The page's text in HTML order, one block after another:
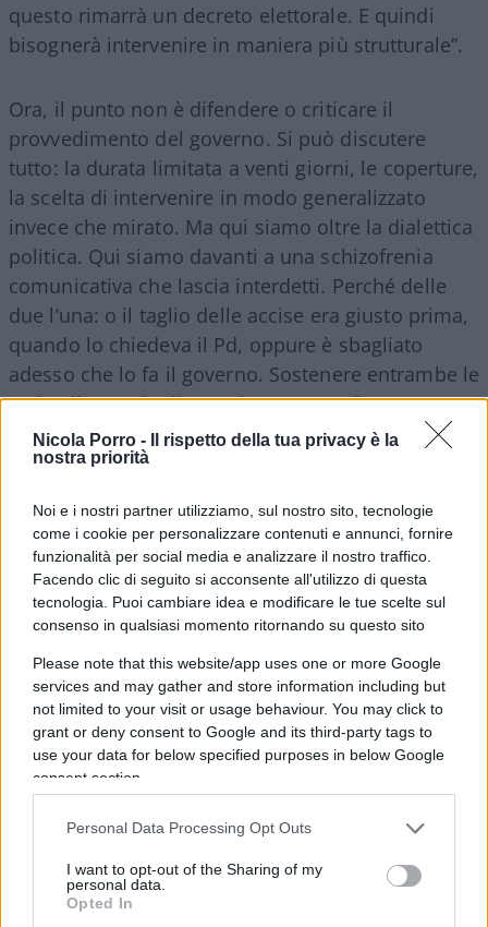
Nicola Porro -
Il rispetto della tua privacy è la
nostra priorità
Noi e i nostri partner utilizziamo, sul nostro sito, tecnologie
come i cookie per personalizzare contenuti e annunci, fornire
funzionalità per social media e analizzare il nostro traffico.
Facendo clic di seguito si acconsente all'utilizzo di questa
tecnologia. Puoi cambiare idea e modificare le tue scelte sul
consenso in qualsiasi momento ritornando su questo sito
Please note that this website/app uses one or more Google
services and may gather and store information including but
not limited to your visit or usage behaviour. You may click to
grant or deny consent to Google and its third-party tags to
use your data for below specified purposes in below Google
consent section.
Personal Data Processing Opt Outs
I want to opt-out of the Sharing of my
personal data.
Opted In
questo rimarrà un decreto elettorale. E quindi
bisognerà intervenire in maniera più strutturale”.
Ora, il punto non è difendere o criticare il
provvedimento del governo. Si può discutere
tutto: la durata limitata a venti giorni, le coperture,
la scelta di intervenire in modo generalizzato
invece che mirato. Ma qui siamo oltre la dialettica
politica. Qui siamo davanti a una schizofrenia
comunicativa che lascia interdetti. Perché delle
due l’una: o il taglio delle accise era giusto prima,
quando lo chiedeva il Pd, oppure è sbagliato
adesso che lo fa il governo. Sostenere entrambe le
tesi nello spazio di una giornata non è
opposizione,è confusione allo stato puro
E pensare che la misura non nasce certo in un
vuoto pneumatico. Il governo ha lavorato per ore
tra ministero dell’Economia e quello dell’Ambiente
per trovare le risorse, poco più di mezzo miliardo.
riunisce il Cdm in serata prima di partire per
Bruxelles, mentre sul tavolo restano anche le
tensioni europee sugli Ets e i costi per le imprese
energivore. Alla fine si sceglie una strada chiara:
intervento immediato, visibile, uguale per tutti.
Venticinque centesimi in meno al litro, grazie
rivoluzione promessa in campagna elettorale,
certo, ma un tentativo di arginare un’emergenza